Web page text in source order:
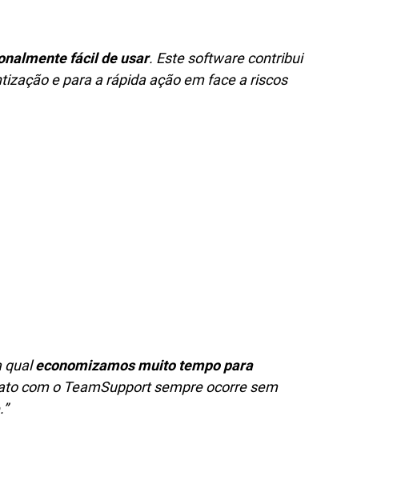
fácil de usar. Este software contribui
e para a rápida ação em face a riscos
qualeconomizamos muito tempo para
com o TeamSupport sempre ocorre sem